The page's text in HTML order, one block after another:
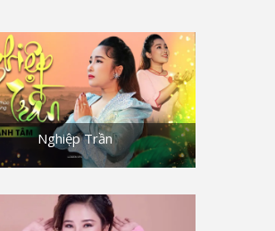
Nghiệp Trần